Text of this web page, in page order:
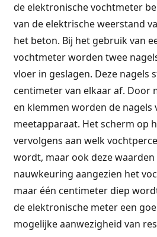
de elektronische vochtmeter
van de elektrische weerstand
het beton. Bij het gebruik van
vochtmeter worden twee
vloer in geslagen. Deze nagels
centimeter van elkaar af. Door
en klemmen worden de nagels
meetapparaat. Het scherm op
vervolgens aan welk
wordt, maar ook deze
nauwkeuring aangezien het
maar één centimeter diep
de elektronische meter een
mogelijke aanwezigheid van